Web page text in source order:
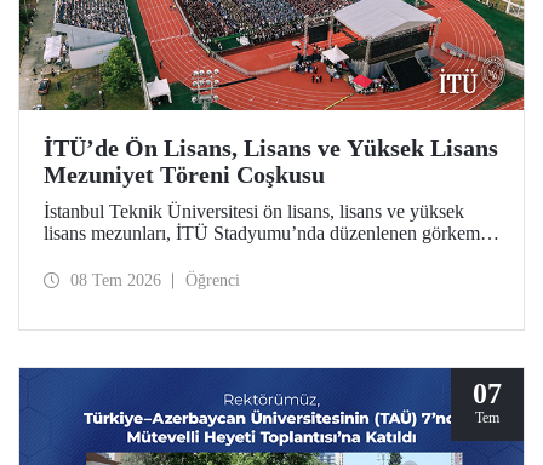
İTÜ’de Ön Lisans, Lisans ve Yüksek Lisans
Mezuniyet Töreni Coşkusu
İstanbul Teknik Üniversitesi ön lisans, lisans ve yüksek
lisans mezunları, İTÜ Stadyumu’nda düzenlenen görkemli
08 Tem 2026 Öğrenci
07
Tem